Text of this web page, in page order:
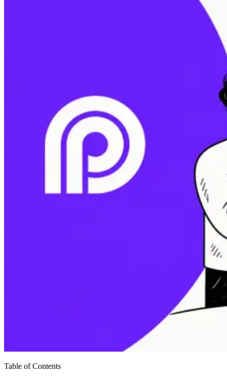
Table of Contents